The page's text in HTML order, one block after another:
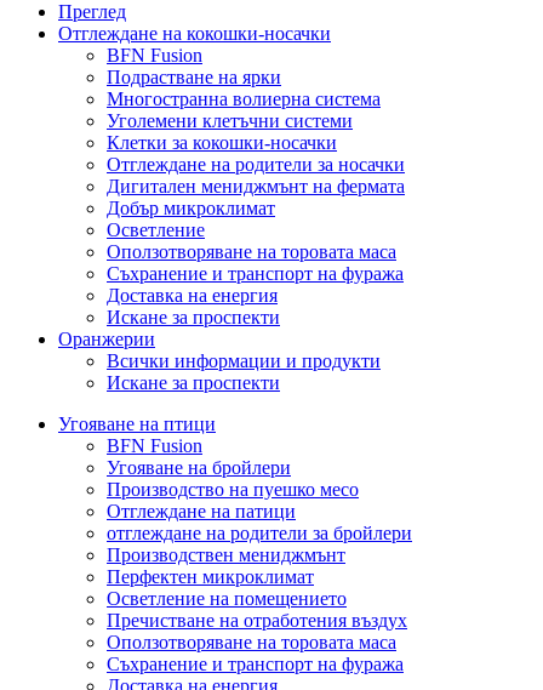
Преглед
Отглеждане на кокошки-носачки
BFN Fusion
Подрастване на ярки
Многостранна волиерна система
Уголемени клетъчни системи
Клетки за кокошки-носачки
Отглеждане на родители за носачки
Дигитален мениджмънт на фермата
Добър микроклимат
Осветление
Оползотворяване на торовата маса
Съхранение и транспорт на фуража
Доставка на енергия
Искане за проспекти
Оранжерии
Всички информации и продукти
Искане за проспекти
Угояване на птици
BFN Fusion
Угояване на бройлери
Производство на пуешко месо
Отглеждане на патици
отглеждане на родители за бройлери
Производствен мениджмънт
Перфектен микроклимат
Осветление на помещението
Пречистване на отработения въздух
Оползотворяване на торовата маса
Съхранение и транспорт на фуража